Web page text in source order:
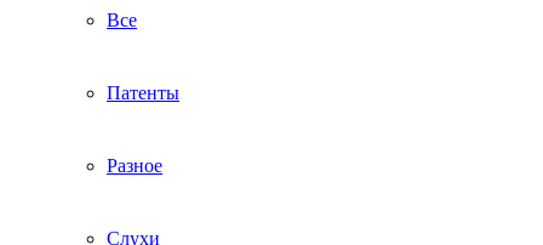
Все
Патенты
Разное
Слухи